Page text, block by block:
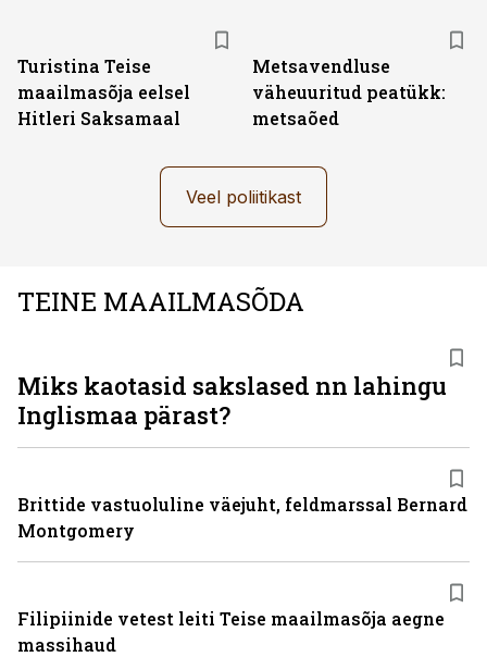
Turistina Teise
maailmasõja eelsel
Hitleri Saksamaal
Metsavendluse
väheuuritud peatükk:
metsaõed
Veel poliitikast
TEINE MAAILMASÕDA
Miks kaotasid sakslased nn lahingu
Inglismaa pärast?
Brittide vastuoluline väejuht, feldmarssal Bernard
Montgomery
Filipiinide vetest leiti Teise maailmasõja aegne
massihaud